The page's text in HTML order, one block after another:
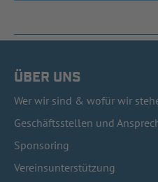
ÜBER UNS
Wer wir sind & wofür wir
Geschäftsstellen und
Sponsoring
Vereinsunterstützung